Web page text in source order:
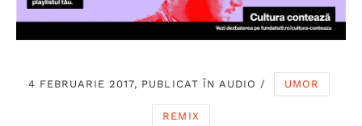
4 FEBRUARIE 2017, PUBLICAT ÎN AUDIO / UMOR
REMIX